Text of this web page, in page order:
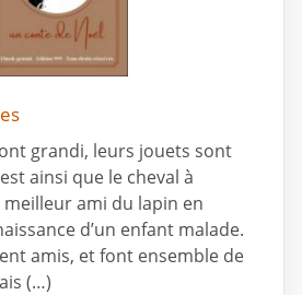
grandi, leurs jouets sont
ainsi que le cheval à
ami du lapin en
d’un enfant malade.
amis, et font ensemble de
(…)